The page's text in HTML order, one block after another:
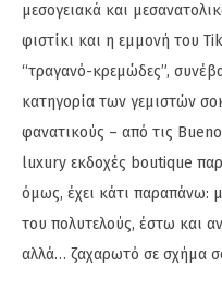
μεσογειακά και
φιστίκι και η εμμονή του
“τραγανό-κρεμώδες”,
κατηγορία των γεμιστών
φανατικούς – από τις
luxury εκδοχές boutique
όμως, έχει κάτι παραπάνω:
του πολυτελούς, έστω και
αλλά… ζαχαρωτό σε σχήμα